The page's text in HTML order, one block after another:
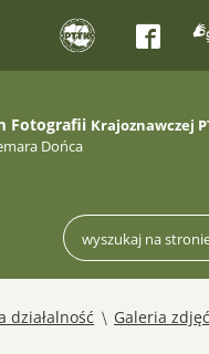
Fotografii Krajoznawczej
Dońca
działalność /
Galeria zdjęć